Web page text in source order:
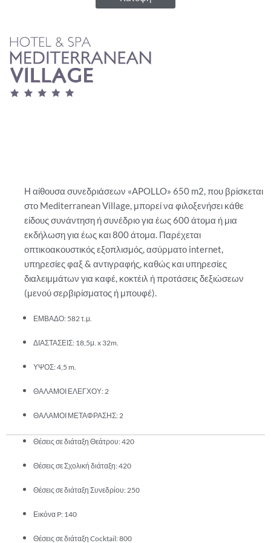
Η αίθουσα συνεδριάσεων «APOLLO» 650 m2, που βρίσκεται
στο Mediterranean Village, μπορεί να φιλοξενήσει κάθε
είδους συνάντηση ή συνέδριο για έως 600 άτομα ή μια
εκδήλωση για έως και 800 άτομα. Παρέχεται
οπτικοακουστικός εξοπλισμός, ασύρματο internet,
υπηρεσίες φαξ & αντιγραφής, καθώς και υπηρεσίες
διαλειμμάτων για καφέ, κοκτέιλ ή προτάσεις δεξιώσεων
(μενού σερβιρίσματος ή μπουφέ).
ΕΜΒΑΔΟ: 582 τ.μ.
ΔΙΑΣΤΑΣΕΙΣ: 18,5μ. x 32m.
ΥΨΟΣ: 4,5 m.
ΘΑΛΑΜΟΙ ΕΛΕΓΧΟΥ: 2
ΘΑΛΑΜΟΙ ΜΕΤΑΦΡΑΣΗΣ: 2
Θέσεις σε διάταξη Θεάτρου: 420
Θέσεις σε Σχολική διάταξη: 420
Θέσεις σε διάταξη Συνεδρίου: 250
Εικόνα P: 140
Θέσεις σε διάταξη Cocktail: 800